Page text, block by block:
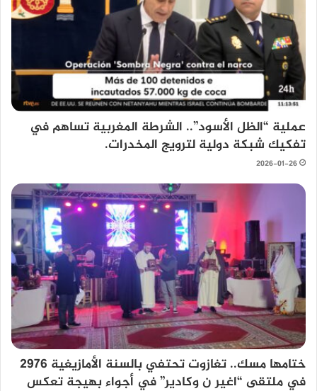
عملية “الظل الأسود”.. الشرطة المغربية تساهم في
تفكيك شبكة دولية لترويج المخدرات.
2026-01-26
ختامها مسك.. تغازوت تحتفي بالسنة الأمازيغية 2976
في ملتقى “اغير ن وكادير” في أجواء بهيجة تعكس